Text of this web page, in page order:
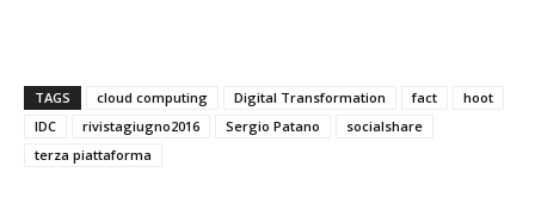
TAGS cloud computing Digital Transformation fact
hoot
IDC
rivistagiugno2016 Sergio Patano
socialshare
terza piattaforma